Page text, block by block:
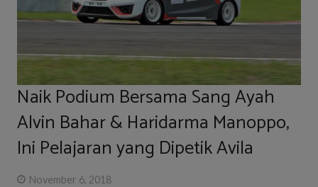
Naik Podium Bersama Sang Ayah
Alvin Bahar & Haridarma Manoppo,
Ini Pelajaran yang Dipetik Avila
November 6, 2018